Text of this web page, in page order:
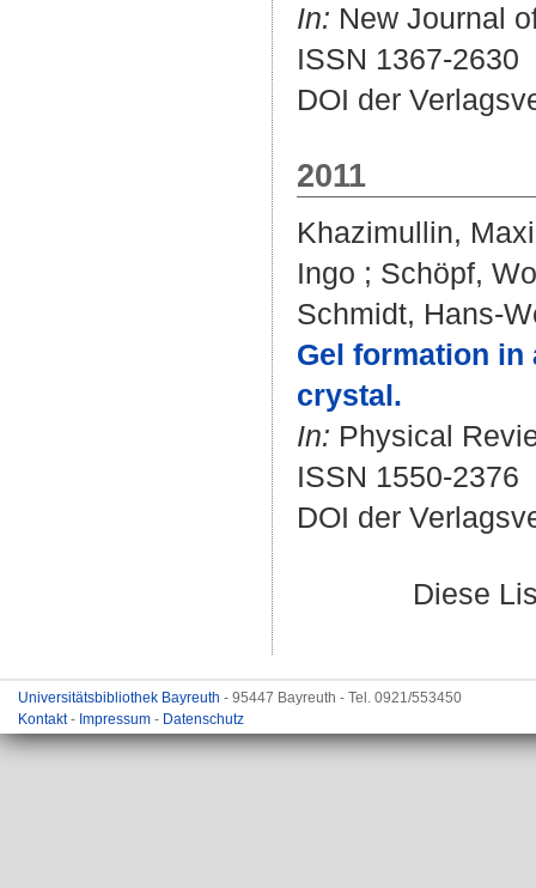
In: New Journal
ISSN 1367-2630
DOI der
2011
Khazimullin,
Ingo ; Schöpf,
Schmidt, Hans-
Gel formation
crystal.
In: Physical
ISSN 1550-2376
DOI der
Diese
Universitätsbibliothek Bayreuth - 95447 Bayreuth - Tel. 0921/553450
Kontakt- Impressum - Datenschutz